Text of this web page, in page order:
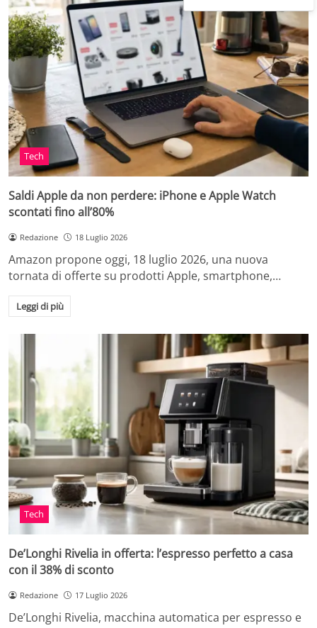
Tech
Saldi Apple da non perdere: iPhone e Apple Watch
scontati fino all’80%
Redazione 18 Luglio 2026
Amazon propone oggi, 18 luglio 2026, una nuova
tornata di offerte su prodotti Apple, smartphone,…
Leggi di più
Tech
De’Longhi Rivelia in offerta: l’espresso perfetto a casa
con il 38% di sconto
Redazione 17 Luglio 2026
De’Longhi Rivelia, macchina automatica per espresso e